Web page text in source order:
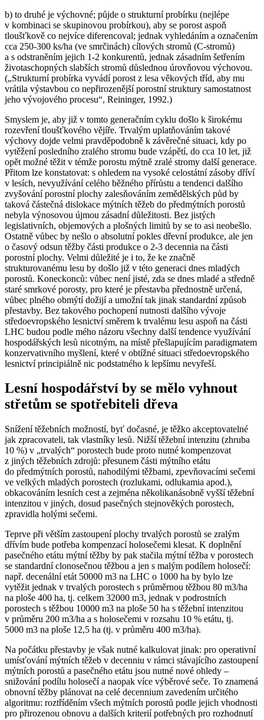
b) to druhé je výchovné; půjde o strukturní probírku (nejlépe
v kombinaci se skupinovou probírkou), aby se porost aspoň
tloušťkově co nejvíce diferencoval; jednak vyhledáním a označením
cca 250-300 ks/ha (ve smrčinách) cílových stromů (C­‑stromů)
a s odstraněním jejich 1-2 konkurentů, jednak zásadním šetřením
životaschopných slabších stromů důslednou úrovňovou výchovou.
(„Strukturní probírka vyvádí porost z lesa věkových tříd, aby mu
vrátila výstavbou co nepřirozenější porostní struktury samostatnost
jeho vývojového procesu“, Reininger, 1992.)
Smyslem je, aby již v tomto generačním cyklu došlo k širokému
rozevření tloušťkového vějíře. Trvalým uplatňováním takové
výchovy dojde velmi pravděpodobně k závěrečné situaci, kdy po
vytěžení posledního zralého stromu bude vzápětí, do cca 10 let, již
opět možné těžit v témže porostu mýtně zralé stromy další generace.
Přitom lze konstatovat: s ohledem na vysoké celostátní zásoby dříví
v lesích, nevyužívání celého běžného přírůstu a tendenci dalšího
zvyšování porostní plochy zalesňováním zemědělských půd by
taková částečná dislokace mýtních těžeb do předmýtních porostů
nebyla výnosovou újmou zásadní důležitosti. Bez jistých
legislativních, objemových a plošných limitů by se to asi neobešlo.
Ostatně vůbec by nešlo o absolutní pokles dřevní produkce, ale jen
o časový odsun těžby části produkce o 2-3 decennia na části
porostní plochy. Velmi důležité je i to, že ke značně
strukturovanému lesu by došlo již v této generaci dnes mladých
porostů. Koneckonců: vůbec není jisté, zda se dnes mladé a středně
staré smrkové porosty, pro které je přestavba přednostně určená,
vůbec plného obmýtí dožijí a umožní tak jinak standardní způsob
přestavby. Bez takového pochopení nutnosti dalšího vývoje
středoevropského lesnictví směrem k trvalému lesu aspoň na části
LHC budou podle mého názoru všechny další tendence využívání
hospodářských lesů nicotným, na místě přešlapujícím paradigmatem
konzervativního myšlení, které v obtížné situaci středoevropského
lesnictví principiálně nic podstatného k lepšímu nevyřeší.
Lesní hospodářství by se mělo vyhnout
střetům se spotřebiteli dřeva
Snížení těžebních možností, byť dočasné, je těžko akceptovatelné
jak zpracovateli, tak vlastníky lesů. Nižší těžební intenzitu (zhruba
10 %) v „trvalých“ porostech bude proto nutné kompenzovat
z jiných těžebních zdrojů: přesunem části mýtního etátu
do předmýtních porostů, nahodilými těžbami, zpevňovacími sečemi
ve velkých mladých porostech (rozlukami, odlukamia apod.),
obkacováním lesních cest a zejména několikanásobně vyšší těžební
intenzitou v jiných, dosud pasečných stejnověkých porostech,
zpravidla holými sečemi.
Teprve při větším zastoupení plochy trvalých porostů se zralým
dřívím bude potřeba kompenzací holosečemi klesat. K doplnění
pasečného etátu mýtní těžby by pak stačila mýtní těžba v porostech
se standardní clonosečnou těžbou a jen s malým podílem holosečí:
např. decenální etát 50000 m3 na LHC o 1000 ha by bylo lze
vytěžit jednak v trvalých porostech s průměrnou těžbou 80 m3/ha
na ploše 400 ha, tj. celkem 32000 m3, jednak v podrostních
porostech s těžbou 10000 m3 na ploše 50 ha s těžební intenzitou
v průměru 200 m3/ha a s holosečemi v rozsahu 10 % etátu, tj.
5000 m3 na ploše 12,5 ha (tj. v průměru 400 m3/ha).
Na počátku přestavby je však nutné kalkulovat jinak: pro operativní
umísťování mýtních těžeb v decenniu v rámci stávajícího zastoupení
mýtních porostů a pasečného etátu jsou nutné nové ohledy –
snižování podílu holosečí a naopak více výběrové seče. To znamená
obnovní těžby plánovat na celé decennium zavedením určitého
algoritmu: roztříděním všech mýtních porostů podle jejich vhodnosti
pro přirozenou obnovu a dalších kriterií potřebných pro rozhodnutí